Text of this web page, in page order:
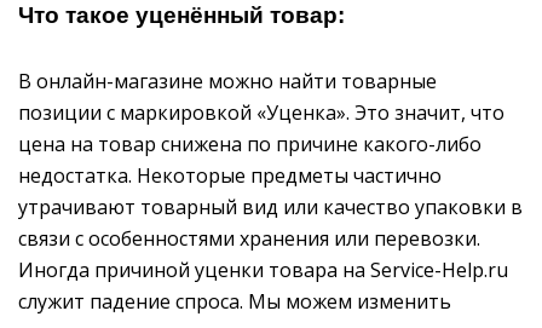
Что такое уценённый товар:
В онлайн-магазине можно найти товарные
позиции с маркировкой «Уценка». Это значит, что
цена на товар снижена по причине какого-либо
недостатка. Некоторые предметы частично
утрачивают товарный вид или качество упаковки в
связи с особенностями хранения или перевозки.
Иногда причиной уценки товара на Service-Help.ru
служит падение спроса. Мы можем изменить